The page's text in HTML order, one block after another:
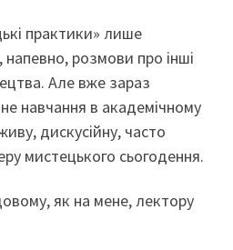
практики» лише
розмови про інші
Але вже зараз
навчання в академічному
дискусійну, часто
мистецького сьогодення.
як на мене, лектору